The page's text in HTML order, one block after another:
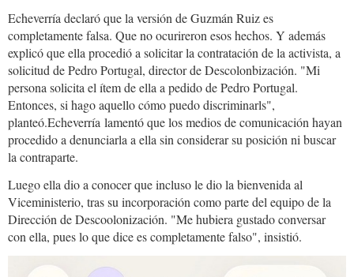
Echeverría declaró que la versión de Guzmán Ruiz es
completamente falsa. Que no ocurireron esos hechos. Y además
explicó que ella procedió a solicitar la contratación de la activista, a
solicitud de Pedro Portugal, director de Descolonbización. "Mi
persona solicita el ítem de ella a pedido de Pedro Portugal.
Entonces, si hago aquello cómo puedo discriminarls",
planteó.Echeverría lamentó que los medios de comunicación hayan
procedido a denunciarla a ella sin considerar su posición ni buscar
la contraparte.
Luego ella dio a conocer que incluso le dio la bienvenida al
Viceministerio, tras su incorporación como parte del equipo de la
Dirección de Descoolonización. "Me hubiera gustado conversar
con ella, pues lo que dice es completamente falso", insistió.